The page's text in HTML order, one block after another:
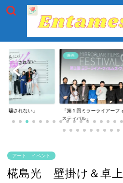
は騙されない」
映画
「第１回ミラーライアーフ
スティバル」
アート イベント
椛島光 壁掛け＆卓